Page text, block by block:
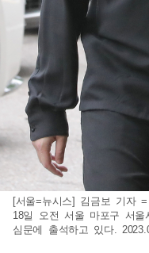
[서울=뉴시스] 김금보 기자
18일 오전 서울 마포구 서
심문에 출석하고 있다.